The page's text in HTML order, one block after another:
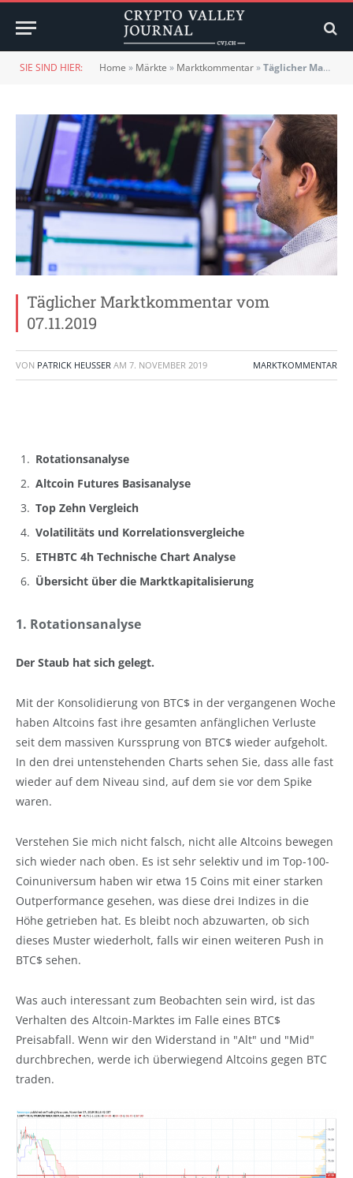
SIE SIND HIER: Home » Märkte » Marktkommentar»Täglicher Marktkommentar vom 07.11.2019
Täglicher Marktkommentar vom
07.11.2019
VON PATRICK HEUSSER AM 7. NOVEMBER 2019 MARKTKOMMENTAR
Rotationsanalyse
Altcoin Futures Basisanalyse
Top Zehn Vergleich
Volatilitäts und Korrelationsvergleiche
ETHBTC 4h Technische Chart Analyse
Übersicht über die Marktkapitalisierung
1. Rotationsanalyse
Der Staub hat sich gelegt.
Mit der Konsolidierung von BTC$ in der vergangenen Woche
haben Altcoins fast ihre gesamten anfänglichen Verluste
seit dem massiven Kurssprung von BTC$ wieder aufgeholt.
In den drei untenstehenden Charts sehen Sie, dass alle fast
wieder auf dem Niveau sind, auf dem sie vor dem Spike
waren.
Verstehen Sie mich nicht falsch, nicht alle Altcoins bewegen
sich wieder nach oben. Es ist sehr selektiv und im Top-100-
Coinuniversum haben wir etwa 15 Coins mit einer starken
Outperformance gesehen, was diese drei Indizes in die
Höhe getrieben hat. Es bleibt noch abzuwarten, ob sich
dieses Muster wiederholt, falls wir einen weiteren Push in
BTC$ sehen.
Was auch interessant zum Beobachten sein wird, ist das
Verhalten des Altcoin-Marktes im Falle eines BTC$
Preisabfall. Wenn wir den Widerstand in "Alt" und "Mid"
durchbrechen, werde ich überwiegend Altcoins gegen BTC
traden.